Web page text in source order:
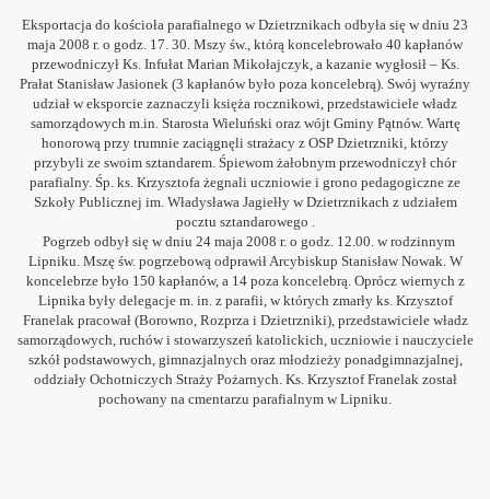
Eksportacja do kościoła parafialnego w Dzietrznikach odbyła się w dniu 23
maja 2008 r. o godz. 17. 30. Mszy św., którą koncelebrowało 40 kapłanów
przewodniczył Ks. Infułat Marian Mikołajczyk, a kazanie wygłosił – Ks.
Prałat Stanisław Jasionek (3 kapłanów było poza koncelebrą). Swój wyraźny
udział w eksporcie zaznaczyli księża rocznikowi, przedstawiciele władz
samorządowych m.in. Starosta Wieluński oraz wójt Gminy Pątnów. Wartę
honorową przy trumnie zaciągnęli strażacy z OSP Dzietrzniki, którzy
przybyli ze swoim sztandarem. Śpiewom żałobnym przewodniczył chór
parafialny. Śp. ks. Krzysztofa żegnali uczniowie i grono pedagogiczne ze
Szkoły Publicznej im. Władysława Jagiełły w Dzietrznikach z udziałem
pocztu sztandarowego .
Pogrzeb odbył się w dniu 24 maja 2008 r. o godz. 12.00. w rodzinnym
Lipniku. Mszę św. pogrzebową odprawił Arcybiskup Stanisław Nowak. W
koncelebrze było 150 kapłanów, a 14 poza koncelebrą. Oprócz wiernych z
Lipnika były delegacje m. in. z parafii, w których zmarły ks. Krzysztof
Franelak pracował (Borowno, Rozprza i Dzietrzniki), przedstawiciele władz
samorządowych, ruchów i stowarzyszeń katolickich, uczniowie i nauczyciele
szkół podstawowych, gimnazjalnych oraz młodzieży ponadgimnazjalnej,
oddziały Ochotniczych Straży Pożarnych. Ks. Krzysztof Franelak został
pochowany na cmentarzu parafialnym w Lipniku.